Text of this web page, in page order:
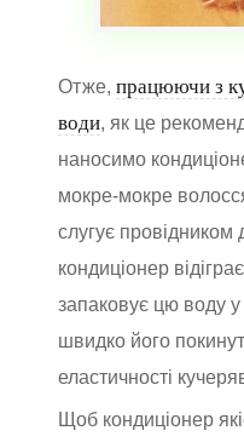
Отже, працюючи з
води, як це
наносимо
мокре-мокре
слугує провідником
кондиціонер
запаковує цю воду у
швидко його
еластичності
Щоб кондиціонер